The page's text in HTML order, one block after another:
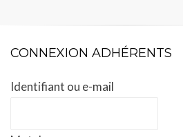
CONNEXION ADHÉRENTS
Identifiant ou e-mail